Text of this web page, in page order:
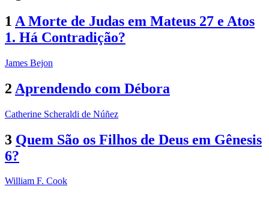
1 A Morte de Judas em Mateus 27 e Atos
1. Há Contradição?
James Bejon
2 Aprendendo com Débora
Catherine Scheraldi de Núñez
3 Quem São os Filhos de Deus em Gênesis
6?
William F. Cook